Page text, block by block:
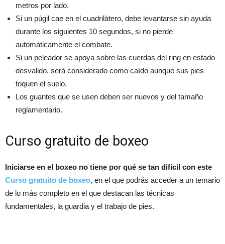
metros por lado.
Si un púgil cae en el cuadrilátero, debe levantarse sin ayuda
durante los siguientes 10 segundos, si no pierde
automáticamente el combate.
Si un peleador se apoya sobre las cuerdas del ring en estado
desvalido, será considerado como caído aunque sus pies
toquen el suelo.
Los guantes que se usen deben ser nuevos y del tamaño
reglamentario.
Curso gratuito de boxeo
Iniciarse en el boxeo no tiene por qué se tan difícil con este
Curso gratuito de boxeo, en el que podrás acceder a un temario
de lo más completo en el que destacan las técnicas
fundamentales, la guardia y el trabajo de pies.